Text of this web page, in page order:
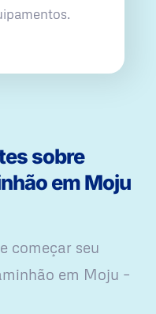
sobre
em Moju
começar seu
em Moju –